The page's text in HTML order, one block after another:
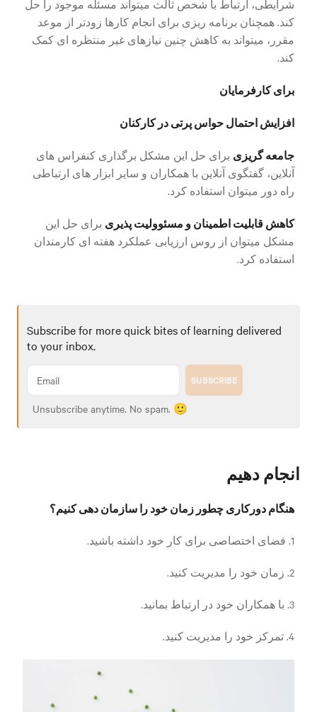
شرایطی، ارتباط با شخص ثالث میتواند مسئله موجود را حل
کند. همچنان برنامه ریزی برای انجام کارها زودتر از موعد
مقرر، میتواند به کاهش چنین نیازهای غیر منتظره ای کمک
کند.
برای کارفرمایان
افزایش احتمال حواس پرتی در کارکنان
جامعه گریزی برای حل این مشکل برگذاری کنفراس های
آنلاین، گفتگوی آنلاین با همکاران و سایر ابزار های ارتباطی
راه دور میتوان استفاده کرد.
کاهش قابلیت اطمینان و مسئوولیت پذیری برای حل این
مشکل میتوان از روس ارزیابی عملکرد هفته ای کارمندان
استفاده کرد.
Subscribe for more quick bites of learning delivered
to your inbox.
SUBSCRIBE
Unsubscribe anytime. No spam. 🙂
انجام دهیم
هنگام دورکاری چطور زمان خود را سازمان دهی کنیم؟
1. فضای اختصاصی برای کار خود داشته باشید.
2. زمان خود را مدیریت کنید.
3. با همکاران خود در ارتباط بمانید.
4. تمرکز خود را مدیریت کنید.